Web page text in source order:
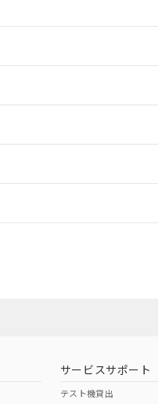
サービスサポート
テスト機貸出